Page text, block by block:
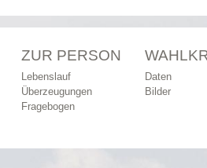
ZUR PERSON
Lebenslauf
Überzeugungen
Fragebogen
Daten
Bilder